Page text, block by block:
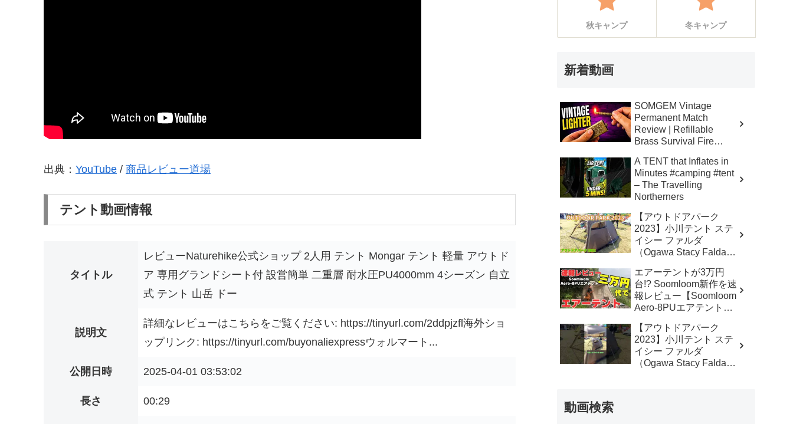
出典： YouTube / 商品レビュー道場
テント動画情報
タイトル
レビューNaturehike公式ショップ 2人用 テント Mongar テント 軽量 アウトド
ア 専用グランドシート付 設営簡単 二重層 耐水圧PU4000mm 4シーズン 自立
式 テント 山岳 ドー
説明文
詳細なレビューはこちらをご覧ください: https://tinyurl.com/2ddpjzfl海外ショ
ップリンク: https://tinyurl.com/buyonaliexpressウォルマート...
公開日時 2025-04-01 03:53:02
長さ 00:29
秋キャンプ 冬キャンプ
新着動画
SOMGEM Vintage
Permanent Match
Review | Refillable
Brass Survival Fire
Honest Reviews
A TENT that Inflates in
Minutes #camping #tent
– The Travelling
Northerners
【アウトドアパーク
2023】小川テント ステ
イシー ファルダ
（Ogawa Stacy Falda）
akoakoa
エアーテントが3万円
台!? Soomloom新作を速
報レビュー【Soomloom
Aero-8PUエアテント】
ロキャンプで焚き火とラ
ンタン】
【アウトドアパーク
2023】小川テント ステ
イシー ファルダ
（Ogawa Stacy Falda）
動画検索